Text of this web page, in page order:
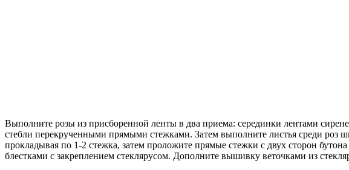
Выполните розы из присборенной ленты в два приема: серединки лентами
стебли перекрученными прямыми стежками. Затем выполните листья среди роз
прокладывая по 1-2 стежка, затем проложите прямые стежки с двух сторон
блестками с закреплением стеклярусом. Дополните вышивку веточками из